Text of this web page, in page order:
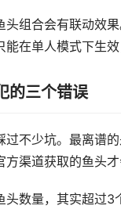
头组合会有联动效
在单人模式下生效
的三个错误
过不少坑。最离谱
方渠道获取的鱼头
头数量，其实超过